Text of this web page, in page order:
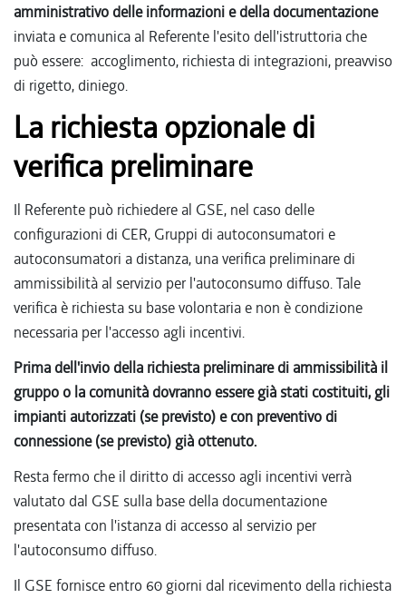
amministrativo delle informazioni e della documentazione
inviata e comunica al Referente l'esito dell'istruttoria che
può essere: accoglimento, richiesta di integrazioni, preavviso
di rigetto, diniego.
La richiesta opzionale di
verifica preliminare
Il Referente può richiedere al GSE, nel caso delle
configurazioni di CER, Gruppi di autoconsumatori e
autoconsumatori a distanza, una verifica preliminare di
ammissibilità al servizio per l'autoconsumo diffuso. Tale
verifica è richiesta su base volontaria e non è condizione
necessaria per l'accesso agli incentivi.
Prima dell'invio della richiesta preliminare di ammissibilità il
gruppo o la comunità dovranno essere già stati costituiti, gli
impianti autorizzati (se previsto) e con preventivo di
connessione (se previsto) già ottenuto.
Resta fermo che il diritto di accesso agli incentivi verrà
valutato dal GSE sulla base della documentazione
presentata con l'istanza di accesso al servizio per
l'autoconsumo diffuso.
Il GSE fornisce entro 60 giorni dal ricevimento della richiesta